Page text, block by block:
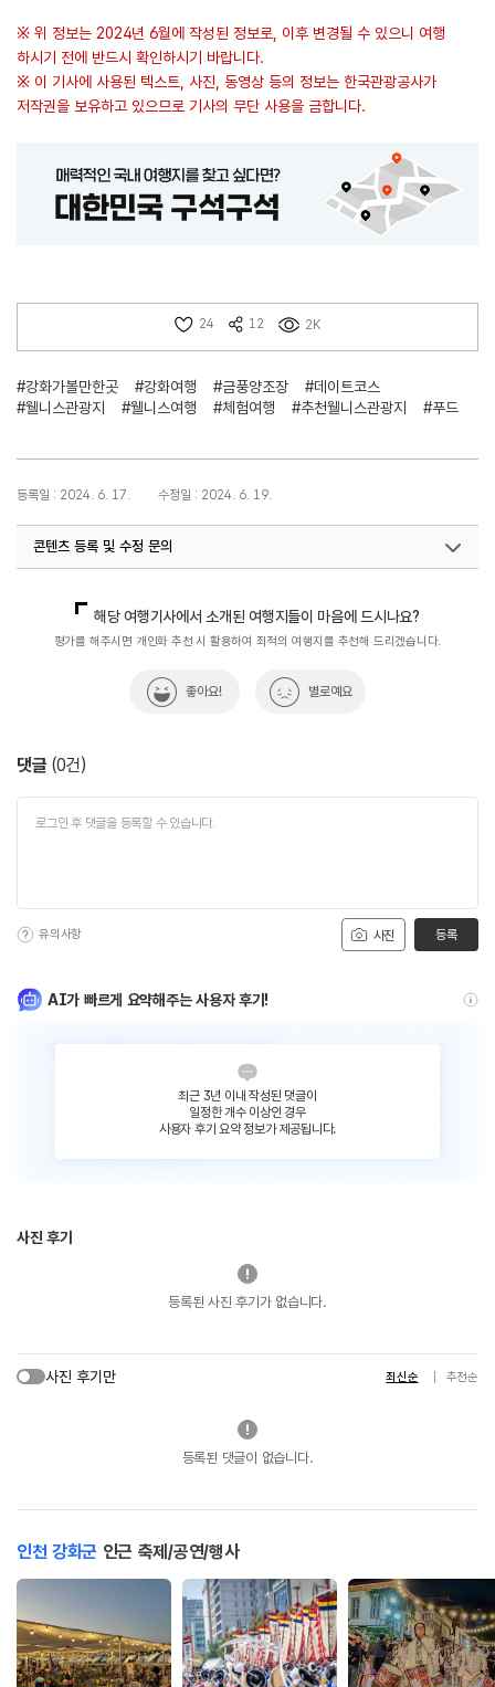
※ 위 정보는 2024년 6월에 작성된 정보로, 이후 변경될 수 있으니 여행
하시기 전에 반드시 확인하시기 바랍니다.
※ 이 기사에 사용된 텍스트, 사진, 동영상 등의 정보는 한국관광공사가
저작권을 보유하고 있으므로 기사의 무단 사용을 금합니다.
24 12 2K
#강화가볼만한곳 #강화여행 #금풍양조장
#데이트코스
#웰니스관광지
#웰니스여행 #체험여행 #추천웰니스관광지 #푸드
등록일 : 2024. 6. 17. 수정일 : 2024. 6. 19.
콘텐츠 등록 및 수정 문의
해당 여행기사에서 소개된 여행지들이 마음에 드시나요?
평가를 해주시면 개인화 추천 시 활용하여 최적의 여행지를 추천해 드리겠습니다.
좋아요! 별로예요
댓글 (0건)
사진
유의사항 등록
AI가 빠르게 요약해주는 사용자 후기!
최근 3년 이내 작성된 댓글이
일정한 개수 이상인 경우
사용자 후기 요약 정보가 제공됩니다.
사진 후기
등록된 사진 후기가 없습니다.
사진 후기만 최신순 추천순
등록된 댓글이 없습니다.
인천 강화군 인근 축제/공연/행사